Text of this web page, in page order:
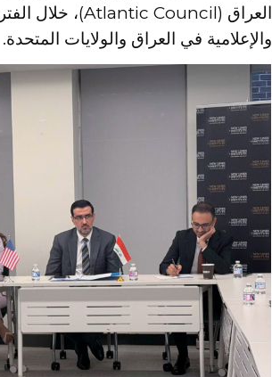
والإعلامية في العراق والولايات المتحدة.